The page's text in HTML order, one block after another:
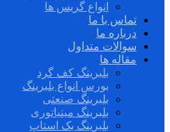
انواع گریس ها
تماس با ما
درباره ما
سوالات متداول
مقاله ها
بلبرینگ کف گرد
بورس انواع بلبرینگ
بلبرینگ صنعتی
بلبرینگ مینیاتوری
بلبرینگ بک استاپ